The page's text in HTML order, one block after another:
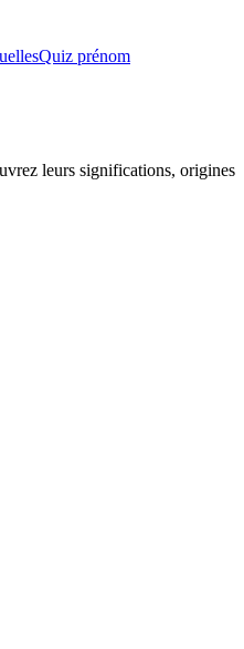
Quiz prénom
leurs significations, origines